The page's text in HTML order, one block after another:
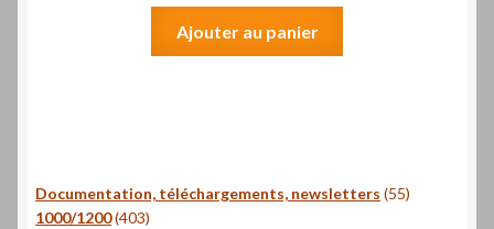
Ajouter au panier
Documentation, téléchargements, newsletters 5555
1000/1200 403403